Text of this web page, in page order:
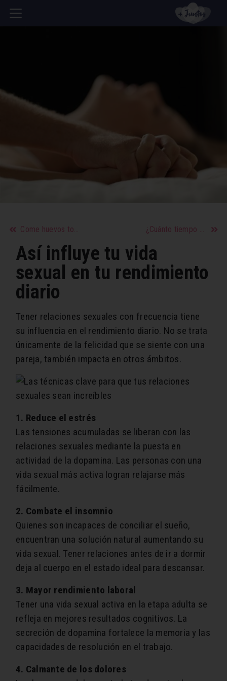
Come huevos todos los días ¿Cuánto tiempo debo ejercitar al día?
Así influye tu vida
sexual en tu rendimiento
diario
Tener relaciones sexuales con frecuencia tiene
su influencia en el rendimiento diario. No se trata
únicamente de la felicidad que se siente con una
pareja, también impacta en otros ámbitos.
1. Reduce el estrés
Las tensiones acumuladas se liberan con las
relaciones sexuales mediante la puesta en
actividad de la dopamina. Las personas con una
vida sexual más activa logran relajarse más
fácilmente.
2. Combate el insomnio
Quienes son incapaces de conciliar el sueño,
encuentran una solución natural aumentando su
vida sexual. Tener relaciones antes de ir a dormir
deja al cuerpo en el estado ideal para descansar.
3. Mayor rendimiento laboral
Tener una vida sexual activa en la etapa adulta se
refleja en mejores resultados cognitivos. La
secreción de dopamina fortalece la memoria y las
capacidades de resolución en el trabajo.
4. Calmante de los dolores